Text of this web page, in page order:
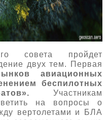
совета пройдет
двух тем. Первая
авиационных
беспилотных
Участникам
на вопросы о
вертолетами и БЛА